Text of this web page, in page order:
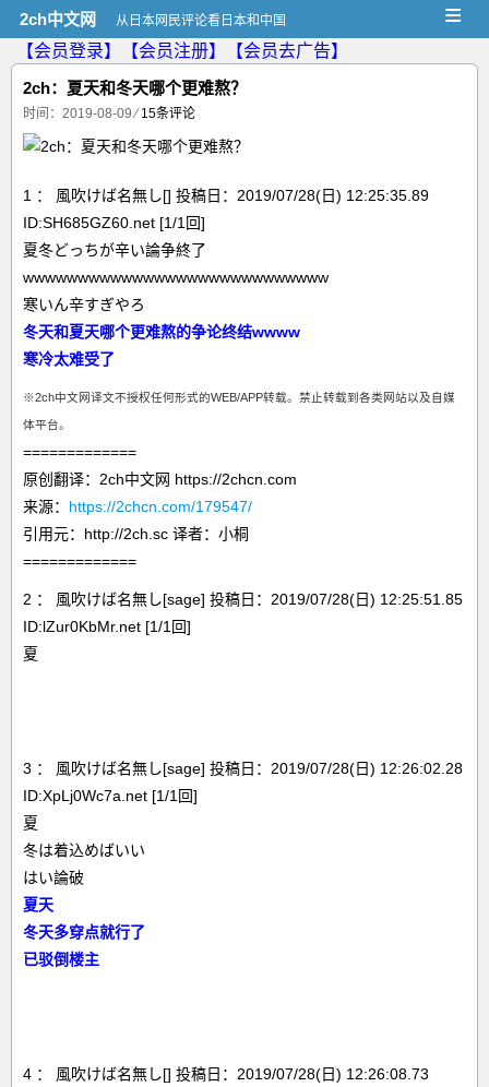
2ch中文网 从日本网民评论看日本和中国 ≡
【会员登录】 【会员注册】
【会员去广告】
2ch：夏天和冬天哪个更难熬？
时间：2019-08-09 ⁄15条评论
1 ： 風吹けば名無し[] 投稿日：2019/07/28(日) 12:25:35.89
ID:SH685GZ60.net [1/1回]
夏冬どっちが辛い論争終了
wwwwwwwwwwwwwwwwwwwwwwwwwwww
寒いん辛すぎやろ
冬天和夏天哪个更难熬的争论终结wwww
寒冷太难受了
※2ch中文网译文不授权任何形式的WEB/APP转载。禁止转载到各类网站以及自媒
体平台。
=============
原创翻译：2ch中文网 https://2chcn.com
来源： https://2chcn.com/179547/
引用元：http://2ch.sc 译者：小桐
=============
2 ： 風吹けば名無し[sage] 投稿日：2019/07/28(日) 12:25:51.85
ID:lZur0KbMr.net [1/1回]
夏
3 ： 風吹けば名無し[sage] 投稿日：2019/07/28(日) 12:26:02.28
ID:XpLj0Wc7a.net [1/1回]
夏
冬は着込めばいい
はい論破
夏天
冬天多穿点就行了
已驳倒楼主
4 ： 風吹けば名無し[] 投稿日：2019/07/28(日) 12:26:08.73